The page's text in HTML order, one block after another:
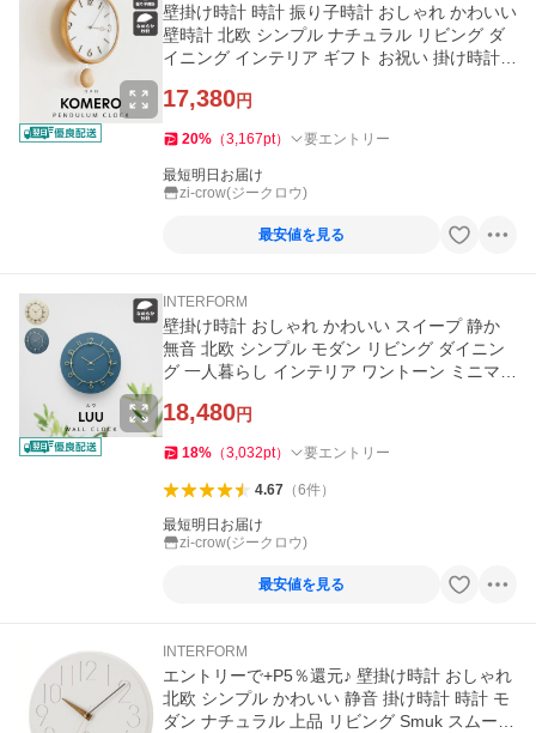
壁掛け時計 時計 振り子時計 おしゃれ かわいい
壁時計 北欧 シンプル ナチュラル リビング ダ
イニング インテリア ギフト お祝い 掛け時計
17,380円
20% （3,167pt） 要エントリー
最短明日お届け
zi-crow(ジークロウ)
最安値を見る
INTERFORM
壁掛け時計 おしゃれ かわいい スイープ 静か
無音 北欧 シンプル モダン リビング ダイニン
グ 一人暮らし インテリア ワントーン ミニマル
18,480円
18% （3,032pt） 要エントリー
4.67（6件）
最短明日お届け
zi-crow(ジークロウ)
最安値を見る
INTERFORM
エントリーで+P5％還元♪ 壁掛け時計 おしゃれ
北欧 シンプル かわいい 静音 掛け時計 時計 モ
ダン ナチュラル 上品 リビング Smuk スムーク